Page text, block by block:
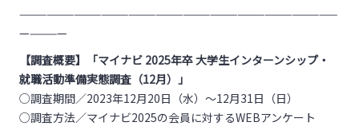
———————————————————————————————————
—————
【調査概要】「マイナビ 2025年卒 大学生インターンシップ・
就職活動準備実態調査（12月）」
○調査期間／2023年12月20日（水）～12月31日（日）
○調査方法／マイナビ2025の会員に対するWEBアンケート